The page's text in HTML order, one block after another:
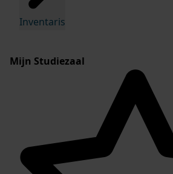
Inventaris
Mijn Studiezaal